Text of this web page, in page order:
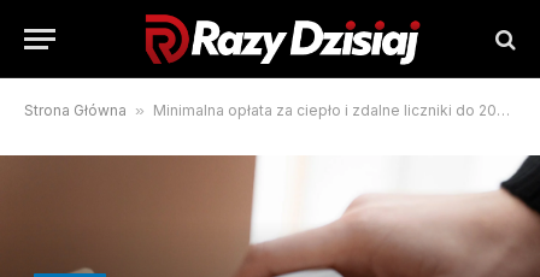
Strona Główna » Minimalna opłata za ciepło i zdalne liczniki do 2027 r. – co się zmieni – Biznes Wprost